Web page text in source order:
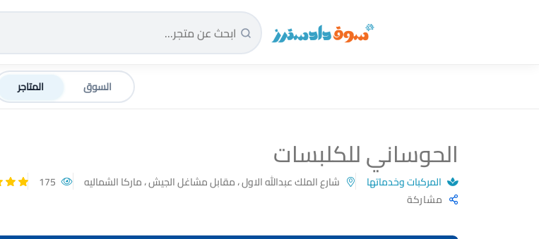
سوق دادسترز الرئيسية
السوق المتاجر
الحوساني للكلبسات
المركبات وخدماتها شارع الملك عبدالله الاول ، مقابل مشاغل الجيش ، ماركا الشماليه
مشاركة